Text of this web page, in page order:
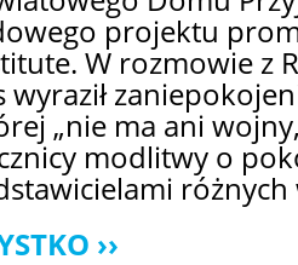
projektu
W rozmowie z
wyraził
„nie ma ani
modlitwy o